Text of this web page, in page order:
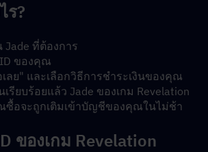
ร?
Jade ที่ต้องการ
ของคุณ
ลย" และเลือกวิธีการชำระเงินของคุณ
เรียบร้อยแล้ว Jade ของเกม Revelation
ซื้อจะถูกเติมเข้าบัญชีของคุณในไม่ช้า
ของเกม Revelation